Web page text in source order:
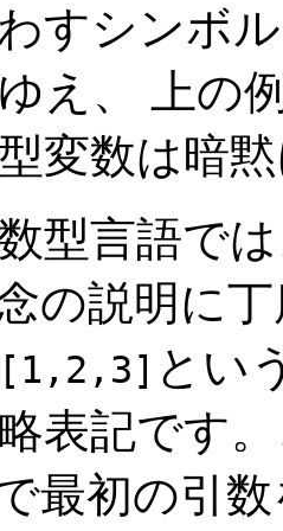
すシンボ
え、 上の
変数は暗
型言語で
の説明に
[1,2,3] とい
表記です
最初の引